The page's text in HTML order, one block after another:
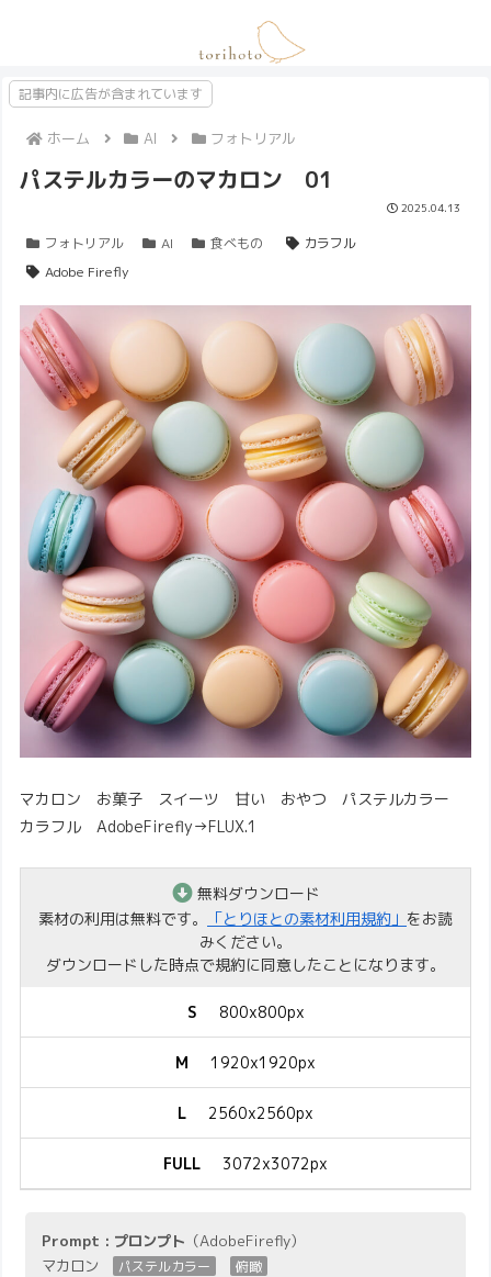
記事内に広告が含まれています
ホーム AI フォトリアル
パステルカラーのマカロン 01
2025.04.13
フォトリアル AI 食べもの
カラフル
Adobe Firefly
マカロン お菓子 スイーツ 甘い おやつ パステルカラー
カラフル AdobeFirefly→FLUX.1
無料ダウンロード
素材の利用は無料です。
「とりほとの素材利用規約」 をお読
みください。
ダウンロードした時点で規約に同意したことになります。
S 800x800px
M 1920x1920px
L 2560x2560px
FULL 3072x3072px
Prompt : プロンプト （AdobeFirefly）
マカロン
パステルカラー 俯瞰